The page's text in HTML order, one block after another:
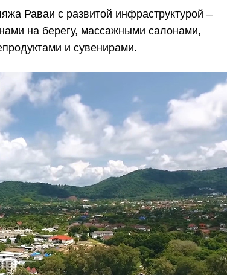
Раваи с развитой инфраструктурой –
на берегу, массажными салонами,
и сувенирами.